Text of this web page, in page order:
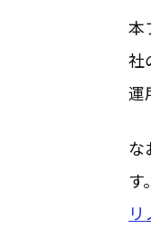
本
社
運
な
す